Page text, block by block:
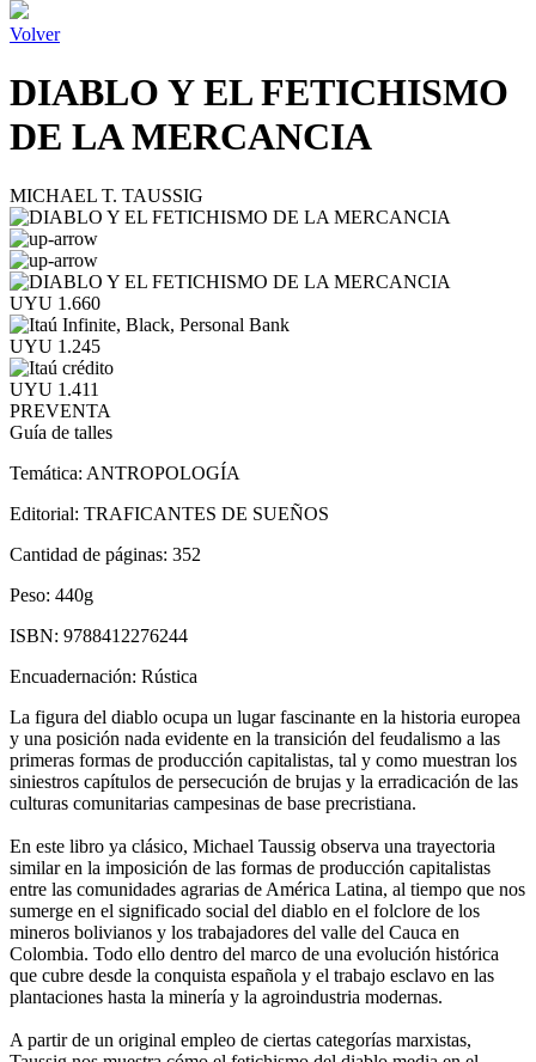
Volver
DIABLO Y EL FETICHISMO
DE LA MERCANCIA
MICHAEL T. TAUSSIG
UYU 1.660
UYU 1.245
UYU 1.411
PREVENTA
Guía de talles
Temática: ANTROPOLOGÍA
Editorial: TRAFICANTES DE SUEÑOS
Cantidad de páginas: 352
Peso: 440g
ISBN: 9788412276244
Encuadernación: Rústica
La figura del diablo ocupa un lugar fascinante en la historia europea
y una posición nada evidente en la transición del feudalismo a las
primeras formas de producción capitalistas, tal y como muestran los
siniestros capítulos de persecución de brujas y la erradicación de las
culturas comunitarias campesinas de base precristiana.
En este libro ya clásico, Michael Taussig observa una trayectoria
similar en la imposición de las formas de producción capitalistas
entre las comunidades agrarias de América Latina, al tiempo que nos
sumerge en el significado social del diablo en el folclore de los
mineros bolivianos y los trabajadores del valle del Cauca en
Colombia. Todo ello dentro del marco de una evolución histórica
que cubre desde la conquista española y el trabajo esclavo en las
plantaciones hasta la minería y la agroindustria modernas.
A partir de un original empleo de ciertas categorías marxistas,